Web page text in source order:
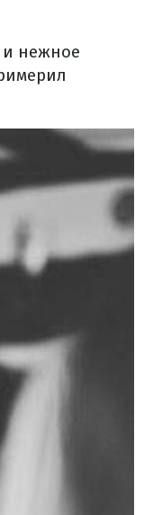
и нежное